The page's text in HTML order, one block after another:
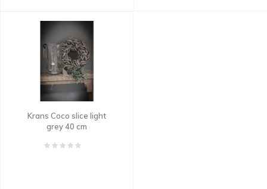
Krans Coco slice light
grey 40 cm